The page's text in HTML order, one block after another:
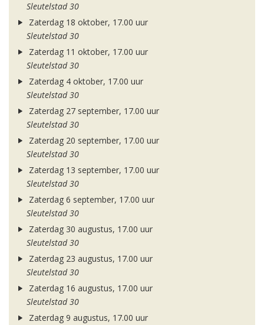
Sleutelstad 30
Zaterdag 18 oktober, 17.00 uur
Sleutelstad 30
Zaterdag 11 oktober, 17.00 uur
Sleutelstad 30
Zaterdag 4 oktober, 17.00 uur
Sleutelstad 30
Zaterdag 27 september, 17.00 uur
Sleutelstad 30
Zaterdag 20 september, 17.00 uur
Sleutelstad 30
Zaterdag 13 september, 17.00 uur
Sleutelstad 30
Zaterdag 6 september, 17.00 uur
Sleutelstad 30
Zaterdag 30 augustus, 17.00 uur
Sleutelstad 30
Zaterdag 23 augustus, 17.00 uur
Sleutelstad 30
Zaterdag 16 augustus, 17.00 uur
Sleutelstad 30
Zaterdag 9 augustus, 17.00 uur